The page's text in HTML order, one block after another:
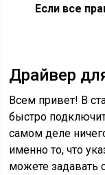
Если все
Драйвер
Всем привет! В
быстро
самом деле
именно то, что
можете задавать